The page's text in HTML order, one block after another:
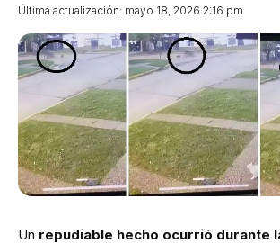
Última actualización: mayo 18, 2026 2:16 pm
Un repudiable hecho ocurrió durante